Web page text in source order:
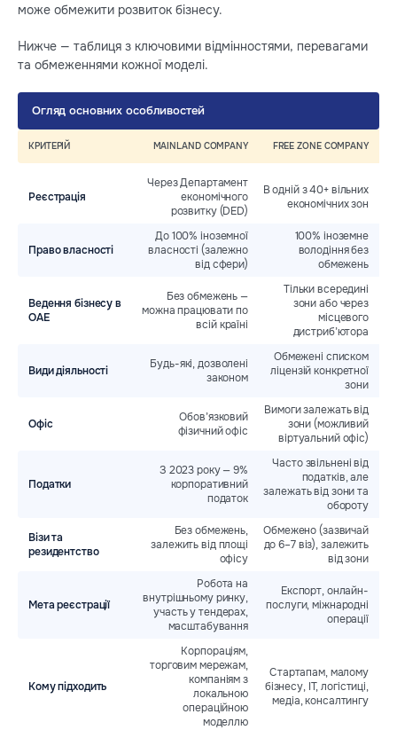
може обмежити розвиток бізнесу.
Нижче — таблиця з ключовими відмінностями, перевагами
та обмеженнями кожної моделі.
Огляд основних особливостей
КРИТЕРІЙ MAINLAND COMPANY FREE ZONE COMPANY
Реєстрація
Через Департамент
економічного
розвитку (DED)
В одній з 40+ вільних
економічних зон
Право власності
До 100% іноземної
власності (залежно
від сфери)
100% іноземне
володіння без
обмежень
Ведення бізнесу в
ОАЕ
Без обмежень —
можна працювати по
всій країні
Тільки всередині
зони або через
місцевого
дистриб’ютора
Види діяльності
Будь-які, дозволені
законом
Обмежені списком
ліцензій конкретної
зони
Офіс
Обов’язковий
фізичний офіс
Вимоги залежать від
зони (можливий
віртуальний офіс)
Податки
З 2023 року — 9%
корпоративний
податок
Часто звільнені від
податків, але
залежать від зони та
обороту
Візи та
резидентство
Без обмежень,
залежить від площі
офісу
Обмежено (зазвичай
до 6–7 віз), залежить
від зони
Мета реєстрації
Робота на
внутрішньому ринку,
участь у тендерах,
масштабування
Експорт, онлайн-
послуги, міжнародні
операції
Кому підходить
Корпораціям,
торговим мережам,
компаніям з
локальною
операційною
моделлю
Стартапам, малому
бізнесу, IT, логістиці,
медіа, консалтингу